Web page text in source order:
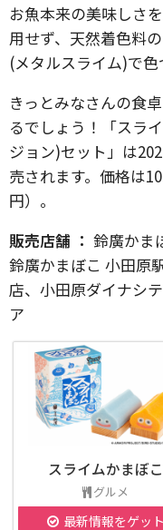
お魚本来の美味しさ
用せず、天然着色料
(メタルスライム)で色
きっとみなさんの食
るでしょう！「スラ
ジョン)セット」は
売されます。価格は
円）。
販売店舗 ： 鈴廣かま
鈴廣かまぼこ 小田原
店、小田原ダイナシ
ア
スライムかまぼこ
グルメ
最新情報をゲット